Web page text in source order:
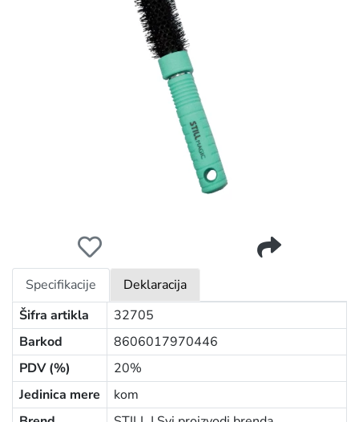
Specifikacije
Deklaracija
Šifra artikla
32705
Barkod
8606017970446
PDV (%)
20%
Jedinica mere
kom